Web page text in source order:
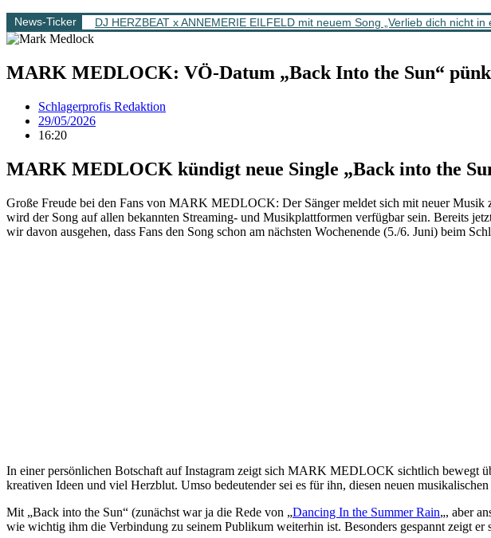
News-Ticker DJ HERZBEAT x ANNEMERIE EILFELD mit neuem Song „Verlieb dich nicht in
MARK MEDLOCK: VÖ-Datum „Back Into the Sun“
Schlagerprofis Redaktion
29/05/2026
16:20
MARK MEDLOCK kündigt neue Single „Back into the
Große Freude bei den Fans von MARK MEDLOCK: Der Sänger meldet sich mit neuer Musik
wird der Song auf allen bekannten Streaming- und Musikplattformen verfügbar sein. Bereits
wir davon ausgehen, dass Fans den Song schon am nächsten Wochenende (5./6. Juni) beim
In einer persönlichen Botschaft auf Instagram zeigt sich MARK MEDLOCK sichtlich bewegt
kreativen Ideen und viel Herzblut. Umso bedeutender sei es für ihn, diesen neuen
Mit „Back into the Sun“ (zunächst war ja die Rede von „Dancing In the Summer Rain„, aber
wie wichtig ihm die Verbindung zu seinem Publikum weiterhin ist. Besonders gespannt zeigt